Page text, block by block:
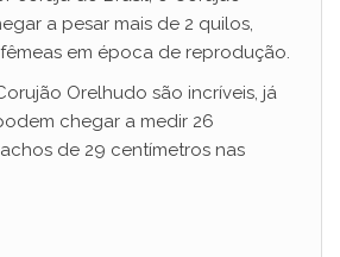
a pesar mais de 2 quilos,
em época de reprodução.
Orelhudo são incríveis, já
chegar a medir 26
de 29 centímetros nas